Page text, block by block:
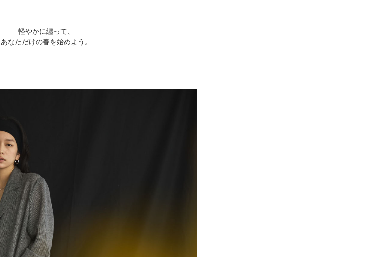
軽やかに纏って、
あなただけの春を始めよう。